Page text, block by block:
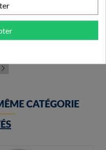
Diet Canine Metabolic...
€
CATÉGORIE